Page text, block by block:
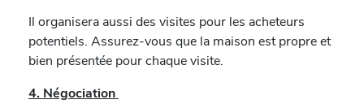
Il organisera aussi des visites pour les acheteurs
potentiels. Assurez-vous que la maison est propre et
bien présentée pour chaque visite.
4. Négociation